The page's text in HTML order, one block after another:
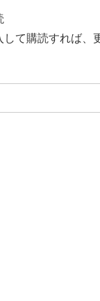
して購読すれば、